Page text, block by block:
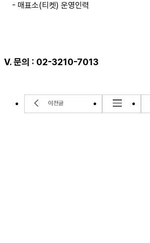
- 매표소(티켓) 운영인력
Ⅴ. 문의 : 02-3210-7013